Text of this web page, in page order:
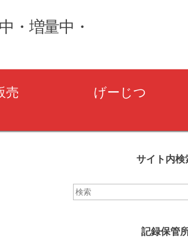
増量中・
売 げーじつ
サイト内検
索：
記録保管